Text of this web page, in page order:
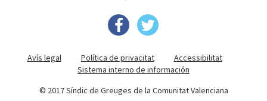
Avís legal Política de privacitat
Accessibilitat
Sistema interno de información
© 2017 Síndic de Greuges de la Comunitat Valenciana